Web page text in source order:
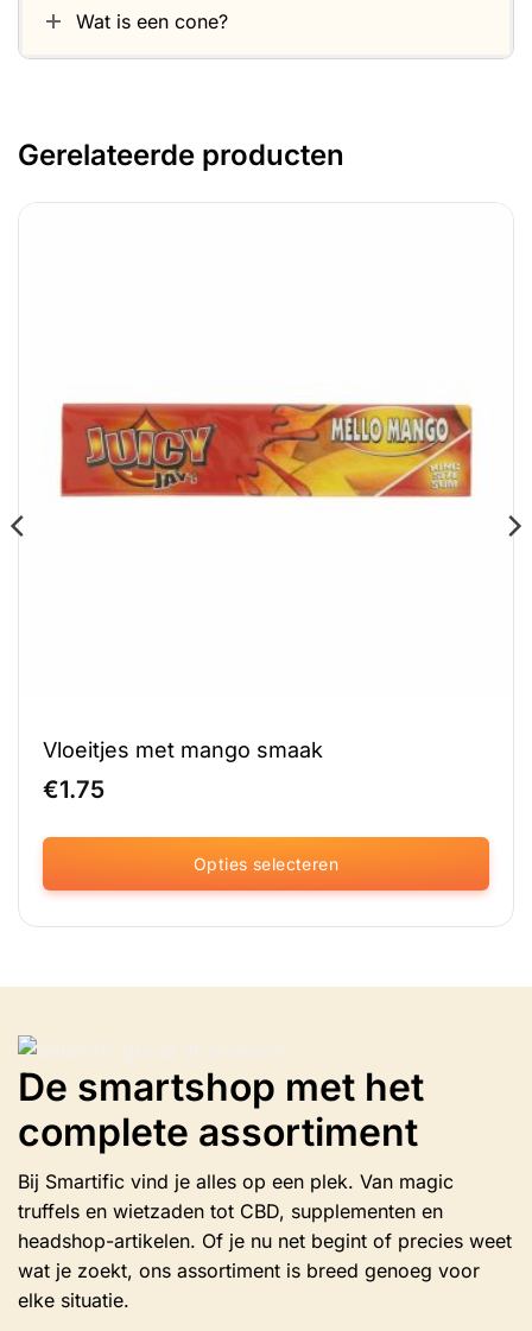
Wat is een cone?
Gerelateerde producten
Vloeitjes met mango smaak
€1.75
Opties selecteren
Dit
product
kan
gekozen
worden
op
de
productpagina
De smartshop met het
complete assortiment
Bij Smartific vind je alles op een plek. Van magic
truffels en wietzaden tot CBD, supplementen en
headshop-artikelen. Of je nu net begint of precies weet
wat je zoekt, ons assortiment is breed genoeg voor
elke situatie.